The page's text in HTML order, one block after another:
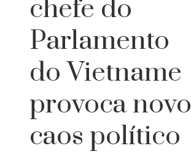
chefe do
Parlamento
do Vietname
provoca novo
caos político